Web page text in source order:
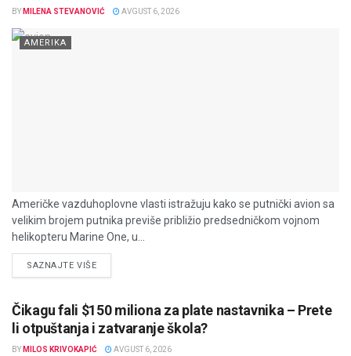
BY MILENA STEVANOVIĆ AVGUST 6, 2026
AMERIKA
Američke vazduhoplovne vlasti istražuju kako se putnički avion sa
velikim brojem putnika previše približio predsedničkom vojnom
helikopteru Marine One, u...
SAZNAJTE VIŠEDETAILS
Čikagu fali $150 miliona za plate nastavnika – Prete
li otpuštanja i zatvaranje škola?
BY MILOS KRIVOKAPIĆ AVGUST 6, 2026